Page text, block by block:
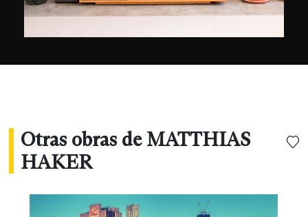
Otras obras de MATTHIAS
HAKER